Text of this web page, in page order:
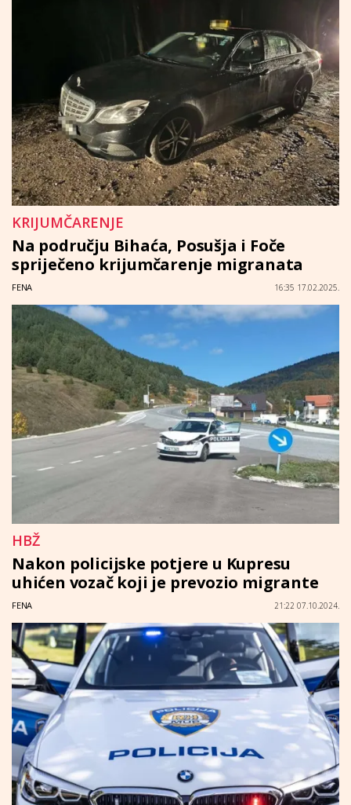
KRIJUMČARENJE
Na području Bihaća, Posušja i Foče
spriječeno krijumčarenje migranata
FENA 16:35 17.02.2025.
HBŽ
Nakon policijske potjere u Kupresu
uhićen vozač koji je prevozio migrante
FENA 21:22 07.10.2024.